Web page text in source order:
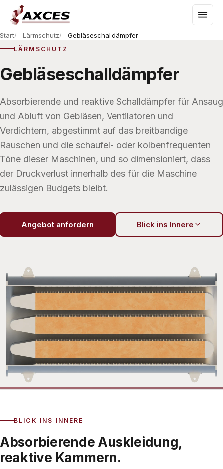
Start Lärmschutz Gebläseschalldämpfer
LÄRMSCHUTZ
Gebläseschalldämpfer
Absorbierende und reaktive Schalldämpfer für Ansaug
und Abluft von Gebläsen, Ventilatoren und
Verdichtern, abgestimmt auf das breitbandige
Rauschen und die schaufel- oder kolbenfrequenten
Töne dieser Maschinen, und so dimensioniert, dass
der Druckverlust innerhalb des für die Maschine
zulässigen Budgets bleibt.
Angebot anfordern Blick ins Innere
BLICK INS INNERE
Absorbierende Auskleidung,
reaktive Kammern.